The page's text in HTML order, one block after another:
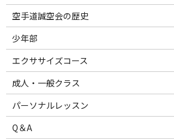
空手道誠空会の歴史
少年部
エクササイズコース
成人・一般クラス
パーソナルレッスン
Q＆A